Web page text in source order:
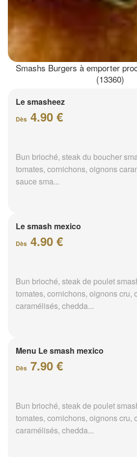
Smashs Burgers à emporter
(13360)
Le smasheez
Dès 4.90 €
Bun brioché, steak du boucher
tomates, cornichons, oignons
sauce sma...
Le smash mexico
Dès 4.90 €
Bun brioché, steak de poulet
tomates, cornichons, oignons cru,
caramélisés, chedda...
Menu Le smash mexico
Dès 7.90 €
Bun brioché, steak de poulet
tomates, cornichons, oignons cru,
caramélisés, chedda...